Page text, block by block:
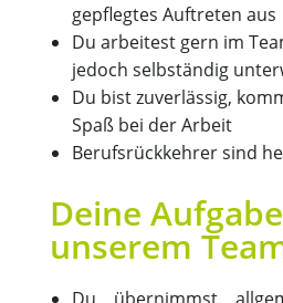
gepflegtes Auftreten aus
Du arbeitest gern im
jedoch selbständig
Du bist zuverlässig,
Spaß bei der Arbeit
Berufsrückkehrer sind
Deine
unserem